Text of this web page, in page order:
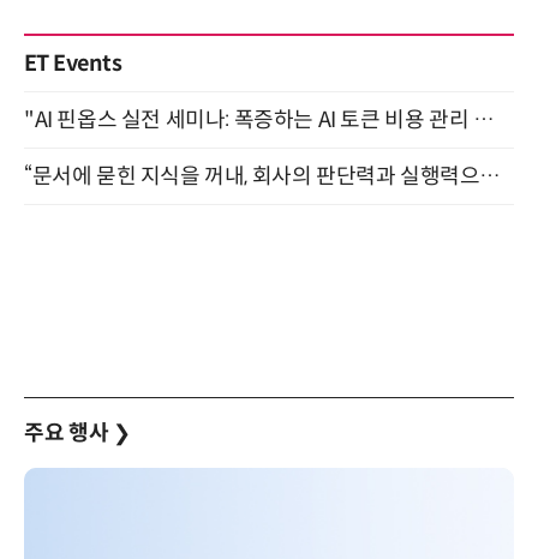
ET Events
"AI 핀옵스 실전 세미나: 폭증하는 AI 토큰 비용 관리 전략" 8월 21일 개최
“문서에 묻힌 지식을 꺼내, 회사의 판단력과 실행력으로 바꾸다” (8/20)
주요 행사 ❯